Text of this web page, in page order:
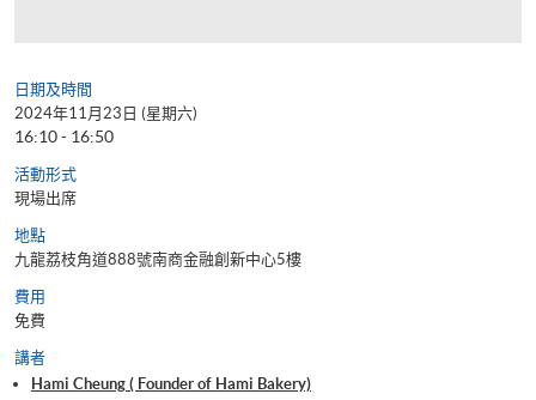
日期及時間
2024年11月23日 (星期六)
16:10 - 16:50
活動形式
現場出席
地點
九龍荔枝角道888號南商金融創新中心5樓
費用
免費
講者
Hami Cheung ( Founder of Hami Bakery)